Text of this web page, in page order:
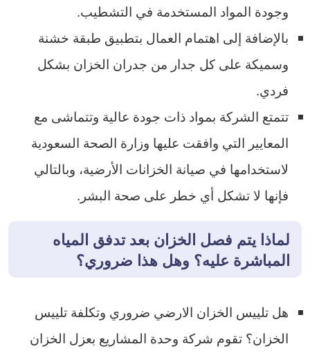
وجودة المواد المستخدمة في التشطيب.
بالإضافة إلى اهتمام العمال بتطبيق طبقة خشنة
وسميكة على كل جدار من جدران الخزان بشكل
فردي.
تتمتع الشركة بمواد ذات جودة عالية وتتماشى مع
المعايير التي وافقت عليها وزارة الصحة السعودية
لاستخدامها في صيانة الخزانات الأرضية، وبالتالي
فإنها لا تشكل أي خطر على صحة البشر.
لماذا يتم فصل الخزان بعد تدفق المياه
المباشرة عليه؟ وهل هذا ضروري؟
هل تلييس الخزان الارضي ضروري وتكلفة تلييس
الخزان؟ تقوم شركة وحدة المشاريع بعزل الخزان